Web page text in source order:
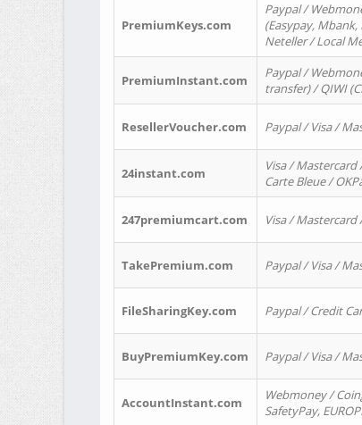
PremiumKeys.com
Paypal /
(Easypay,
Neteller / Local
PremiumInstant.com
Paypal /
transfer) / QIWI
ResellerVoucher.com Paypal / Visa /
24instant.com
Visa / Mastercard
Carte Bleue /
247premiumcart.com Visa /
TakePremium.com Paypal / Visa /
FileSharingKey.com Paypal / Credit
BuyPremiumKey.com Paypal / Visa /
AccountInstant.com
Webmoney /
SafetyPay,